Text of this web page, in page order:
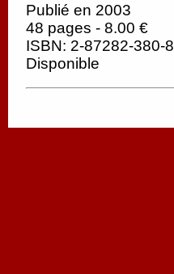
Publié en 2003
48 pages - 8.00 €
ISBN: 2-87282-380-8
Disponible